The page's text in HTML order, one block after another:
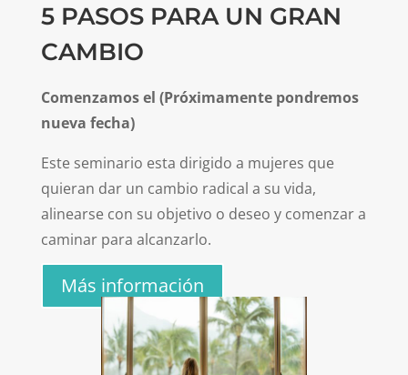
5 PASOS PARA UN GRAN
CAMBIO
Comenzamos el (Próximamente pondremos
nueva fecha)
Este seminario esta dirigido a mujeres que
quieran dar un cambio radical a su vida,
alinearse con su objetivo o deseo y comenzar a
caminar para alcanzarlo.
Más información